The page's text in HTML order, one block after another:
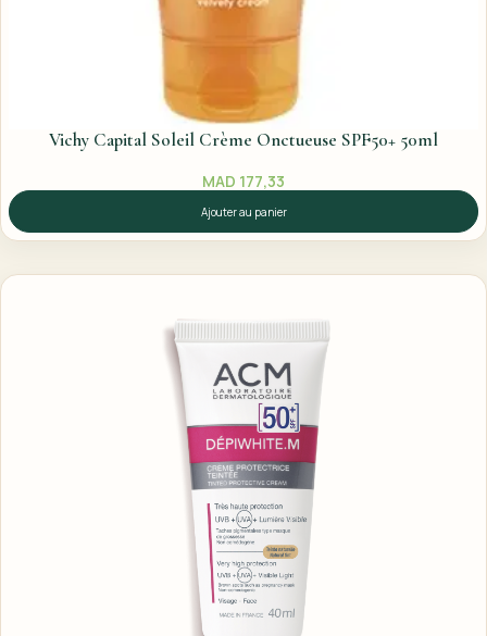
Vichy Capital Soleil Crème Onctueuse SPF50+ 50ml
MAD 177,33
Ajouter au panier